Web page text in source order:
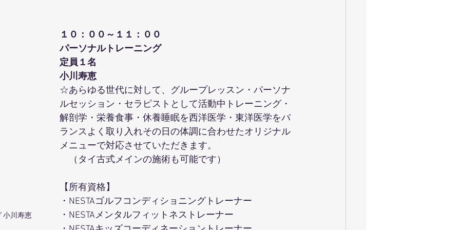
小川寿恵
１０：００～１１：００
パーソナルトレーニング
定員１名
小川寿恵
☆あらゆる世代に対して、グループレッスン・パーソナ
ルセッション・セラピストとして活動中トレーニング・
解剖学・栄養食事・休養睡眠を西洋医学・東洋医学をバ
ランスよく取り入れその日の体調に合わせたオリジナル
メニューで対応させていただきます。
（タイ古式メインの施術も可能です）
【所有資格】
・NESTAゴルフコンディショニングトレーナー
・NESTAメンタルフィットネストレーナー